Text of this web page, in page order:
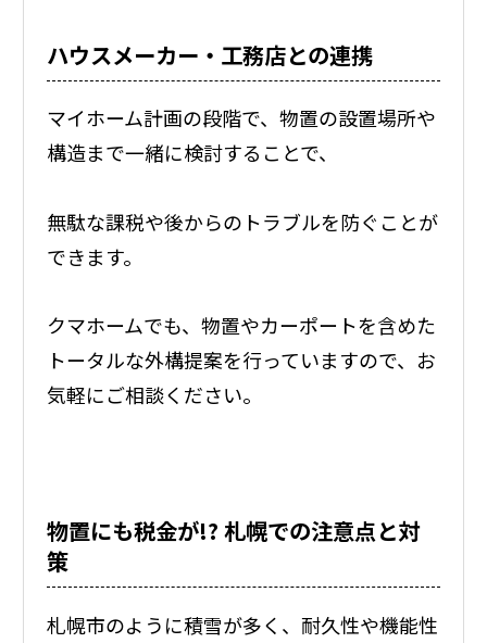
ハウスメーカー・工務店との連携
マイホーム計画の段階で、物置の設置場所や
構造まで一緒に検討することで、
無駄な課税や後からのトラブルを防ぐことが
できます。
クマホームでも、物置やカーポートを含めた
トータルな外構提案を行っていますので、お
気軽にご相談ください。
物置にも税金が!? 札幌での注意点と対
策
札幌市のように積雪が多く、耐久性や機能性